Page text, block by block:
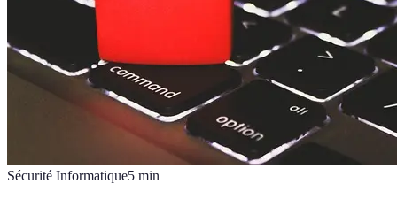
Sécurité Informatique5 min